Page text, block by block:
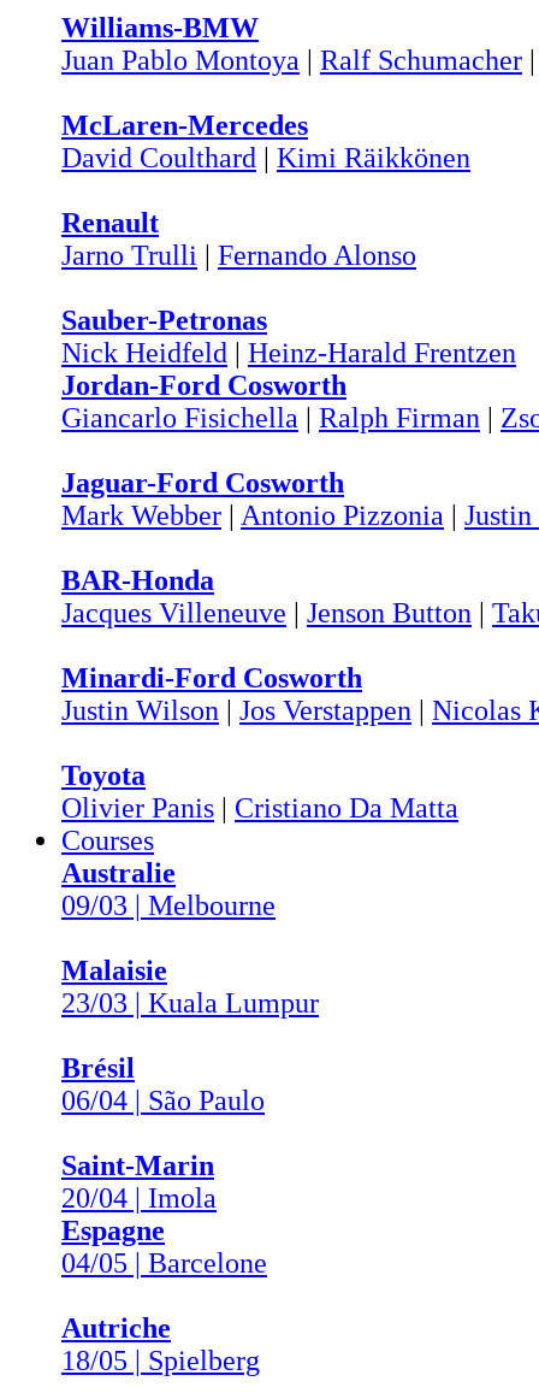
Williams-BMW
Juan Pablo Montoya | Ralf Schumacher
McLaren-Mercedes
David Coulthard | Kimi Räikkönen
Renault
Jarno Trulli | Fernando Alonso
Sauber-Petronas
Nick Heidfeld | Heinz-Harald Frentzen
Jordan-Ford Cosworth
Giancarlo Fisichella | Ralph Firman |
Jaguar-Ford Cosworth
Mark Webber | Antonio Pizzonia |
BAR-Honda
Jacques Villeneuve | Jenson Button |
Minardi-Ford Cosworth
Justin Wilson | Jos Verstappen | Nicolas
Toyota
Olivier Panis | Cristiano Da Matta
Courses
Australie
09/03 | Melbourne
Malaisie
23/03 | Kuala Lumpur
Brésil
06/04 | São Paulo
Saint-Marin
20/04 | Imola
Espagne
04/05 | Barcelone
Autriche
18/05 | Spielberg